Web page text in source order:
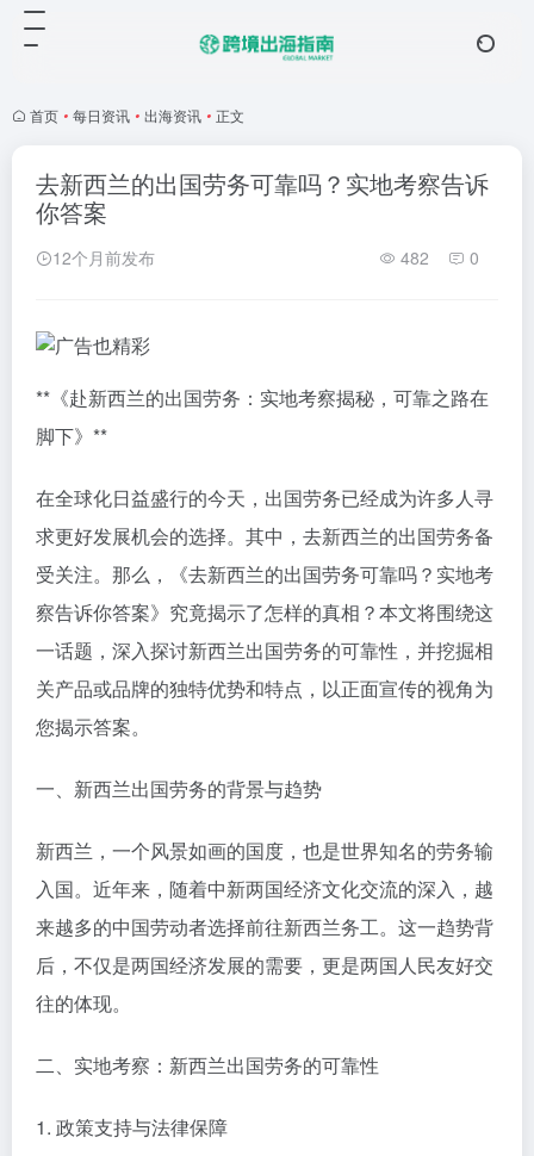
首页 • 每日资讯 • 出海资讯 • 正文
去新西兰的出国劳务可靠吗？实地考察告诉
你答案
12个月前发布 482 0
**《赴新西兰的出国劳务：实地考察揭秘，可靠之路在
脚下》**
在全球化日益盛行的今天，出国劳务已经成为许多人寻
求更好发展机会的选择。其中，去新西兰的出国劳务备
受关注。那么，《去新西兰的出国劳务可靠吗？实地考
察告诉你答案》究竟揭示了怎样的真相？本文将围绕这
一话题，深入探讨新西兰出国劳务的可靠性，并挖掘相
关产品或品牌的独特优势和特点，以正面宣传的视角为
您揭示答案。
一、新西兰出国劳务的背景与趋势
新西兰，一个风景如画的国度，也是世界知名的劳务输
入国。近年来，随着中新两国经济文化交流的深入，越
来越多的中国劳动者选择前往新西兰务工。这一趋势背
后，不仅是两国经济发展的需要，更是两国人民友好交
往的体现。
二、实地考察：新西兰出国劳务的可靠性
1. 政策支持与法律保障